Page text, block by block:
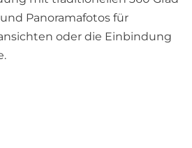
Panoramafotos für
oder die Einbindung